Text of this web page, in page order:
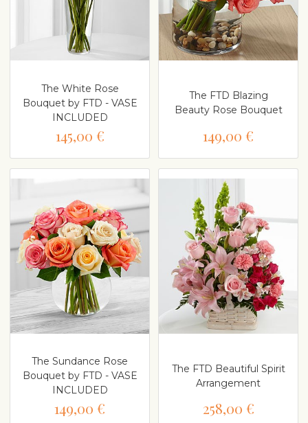
The White Rose
Bouquet by FTD - VASE
INCLUDED
145,00 €
The FTD Blazing
Beauty Rose Bouquet
149,00 €
The Sundance Rose
Bouquet by FTD - VASE
INCLUDED
149,00 €
The FTD Beautiful Spirit
Arrangement
258,00 €